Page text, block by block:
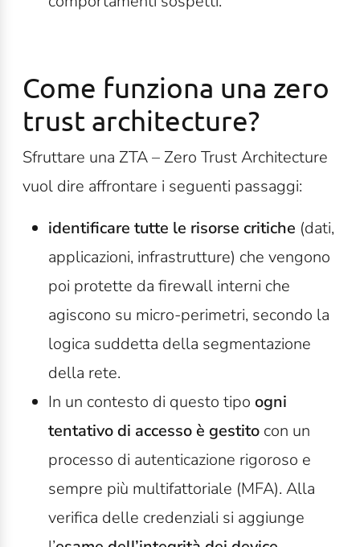
Come funziona una zero
trust architecture?
Sfruttare una ZTA – Zero Trust Architecture
vuol dire affrontare i seguenti passaggi:
identificare tutte le risorse critiche (dati,
applicazioni, infrastrutture) che vengono
poi protette da firewall interni che
agiscono su micro-perimetri, secondo la
logica suddetta della segmentazione
della rete.
In un contesto di questo tipo ogni
tentativo di accesso è gestito con un
processo di autenticazione rigoroso e
sempre più multifattoriale (MFA). Alla
verifica delle credenziali si aggiunge